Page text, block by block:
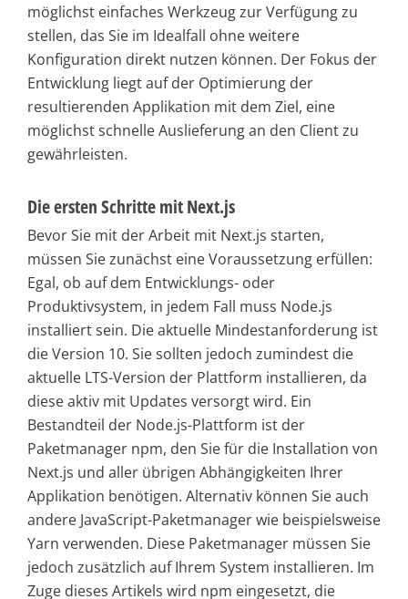
möglichst einfaches Werkzeug zur Verfügung zu
stellen, das Sie im Idealfall ohne weitere
Konfiguration direkt nutzen können. Der Fokus der
Entwicklung liegt auf der Optimierung der
resultierenden Applikation mit dem Ziel, eine
möglichst schnelle Auslieferung an den Client zu
gewährleisten.
Die ersten Schritte mit Next.js
Bevor Sie mit der Arbeit mit Next.js starten,
müssen Sie zunächst eine Voraussetzung erfüllen:
Egal, ob auf dem Entwicklungs- oder
Produktivsystem, in jedem Fall muss Node.js
installiert sein. Die aktuelle Mindestanforderung ist
die Version 10. Sie sollten jedoch zumindest die
aktuelle LTS-Version der Plattform installieren, da
diese aktiv mit Updates versorgt wird. Ein
Bestandteil der Node.js-Plattform ist der
Paketmanager npm, den Sie für die Installation von
Next.js und aller übrigen Abhängigkeiten Ihrer
Applikation benötigen. Alternativ können Sie auch
andere JavaScript-Paketmanager wie beispielsweise
Yarn verwenden. Diese Paketmanager müssen Sie
jedoch zusätzlich auf Ihrem System installieren. Im
Zuge dieses Artikels wird npm eingesetzt, die